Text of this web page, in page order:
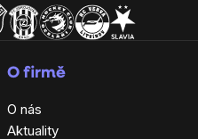
O firmě
O nás
Aktuality